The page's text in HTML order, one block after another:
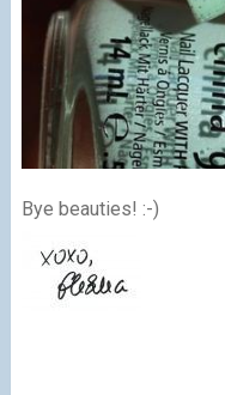
Bye beauties! :-)